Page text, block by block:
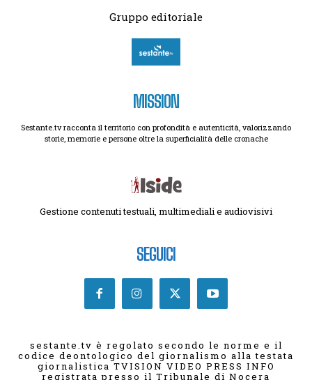
Gruppo editoriale
MISSION
Sestante.tv racconta il territorio con profondità e autenticità, valorizzando
storie, memorie e persone oltre la superficialità delle cronache
Gestione contenuti testuali, multimediali e audiovisivi
SEGUICI
sestante.tv è regolato secondo le norme e il
codice deontologico del giornalismo alla testata
giornalistica TVISION VIDEO PRESS INFO
registrata presso il Tribunale di Nocera